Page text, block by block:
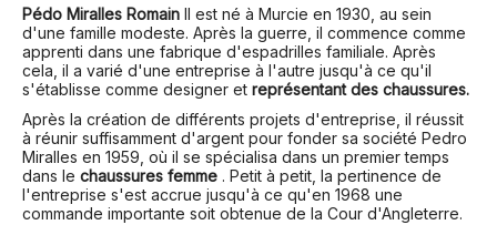
Pédo Miralles Romain Il est né à Murcie en 1930, au sein
d'une famille modeste. Après la guerre, il commence comme
apprenti dans une fabrique d'espadrilles familiale. Après
cela, il a varié d'une entreprise à l'autre jusqu'à ce qu'il
s'établisse comme designer et représentant des chaussures.
Après la création de différents projets d'entreprise, il réussit
à réunir suffisamment d'argent pour fonder sa société Pedro
Miralles en 1959, où il se spécialisa dans un premier temps
dans le chaussures femme . Petit à petit, la pertinence de
l'entreprise s'est accrue jusqu'à ce qu'en 1968 une
commande importante soit obtenue de la Cour d'Angleterre.